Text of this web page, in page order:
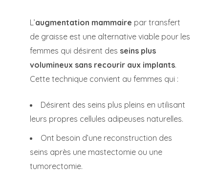
L’augmentation mammaire par transfert
de graisse est une alternative viable pour les
femmes qui désirent des seins plus
volumineux sans recourir aux implants.
Cette technique convient au femmes qui :
Désirent des seins plus pleins en utilisant
leurs propres cellules adipeuses naturelles.
Ont besoin d’une reconstruction des
seins après une mastectomie ou une
tumorectomie.